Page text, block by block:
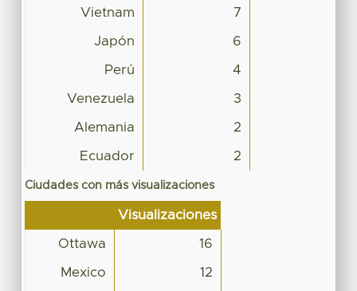
Vietnam 7
Japón 6
Perú 4
Venezuela 3
Alemania 2
Ecuador 2
Ciudades con más visualizaciones
Visualizaciones
Ottawa 16
Mexico 12